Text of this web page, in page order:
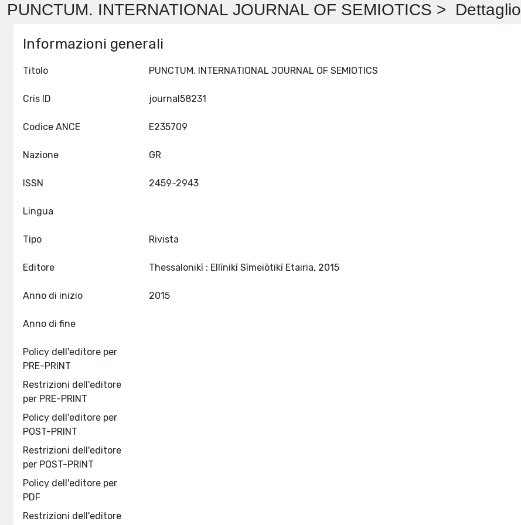
PUNCTUM. INTERNATIONAL JOURNAL OF SEMIOTICS > Dettaglio
Informazioni generali
Titolo
Cris ID
Codice ANCE
Nazione
ISSN
Lingua
Tipo Rivista
Editore
Anno di inizio
Anno di fine
Policy dell'editore per
PRE-PRINT
Restrizioni dell'editore
per PRE-PRINT
Policy dell'editore per
POST-PRINT
Restrizioni dell'editore
per POST-PRINT
Policy dell'editore per
PDF
Restrizioni dell'editore